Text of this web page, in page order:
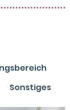
Sonstiges